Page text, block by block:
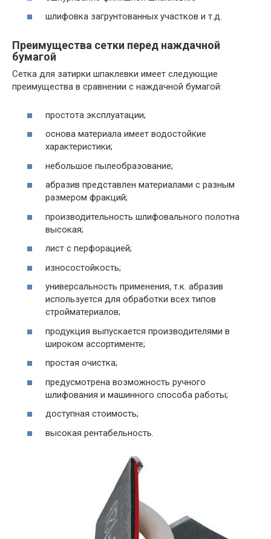
шлифовка загрунтованных участков и т.д.
Преимущества сетки перед наждачной
бумагой
Сетка для затирки шпаклевки имеет следующие
преимущества в сравнении с наждачной бумагой:
простота эксплуатации;
основа материала имеет водостойкие
характеристики;
небольшое пылеобразование;
абразив представлен материалами с разным
размером фракций;
производительность шлифовального полотна
высокая;
лист с перфорацией;
износостойкость;
универсальность применения, т.к. абразив
используется для обработки всех типов
стройматериалов;
продукция выпускается производителями в
широком ассортименте;
простая очистка;
предусмотрена возможность ручного
шлифования и машинного способа работы;
доступная стоимость;
высокая рентабельность.